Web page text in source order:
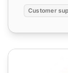
Customer
Fixed VoIP